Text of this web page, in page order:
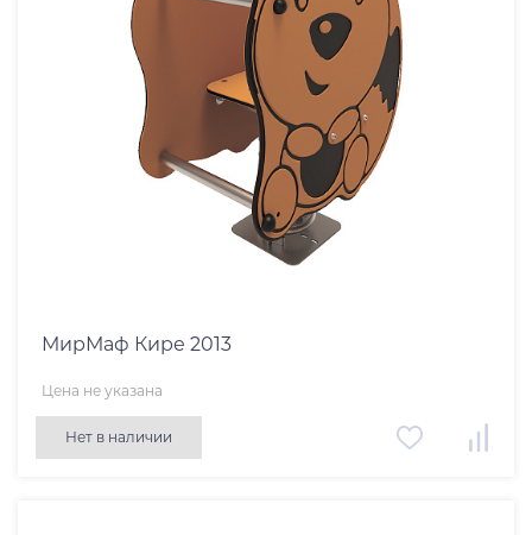
МирМаф Кире 2013
Цена не указана
Нет в наличии